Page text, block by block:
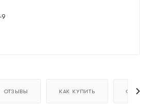
9
ОТЗЫВЫ КАК КУПИТЬ ОПЛАТА